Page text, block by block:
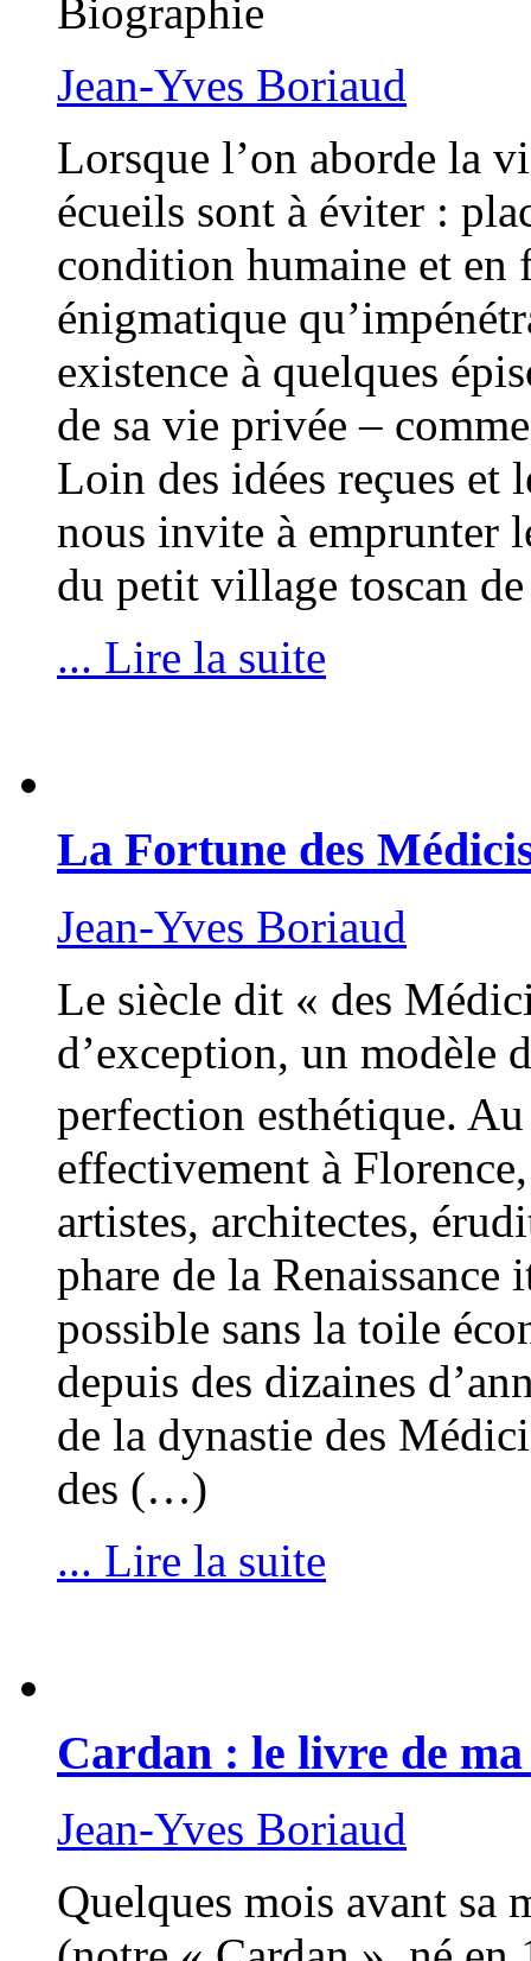
Biographie
Jean-Yves Boriaud
Lorsque l’on aborde la
écueils sont à éviter :
condition humaine et en
énigmatique
existence à quelques
de sa vie privée –
Loin des idées reçues et
nous invite à emprunter
du petit village toscan
... Lire la suite
La Fortune des
Jean-Yves Boriaud
Le siècle dit « des
d’exception, un modèle
perfection esthétique.
effectivement à
artistes, architectes,
phare de la
possible sans la toile
depuis des dizaines
de la dynastie des
des (…)
... Lire la suite
Cardan : le livre de
Jean-Yves Boriaud
Quelques mois avant sa